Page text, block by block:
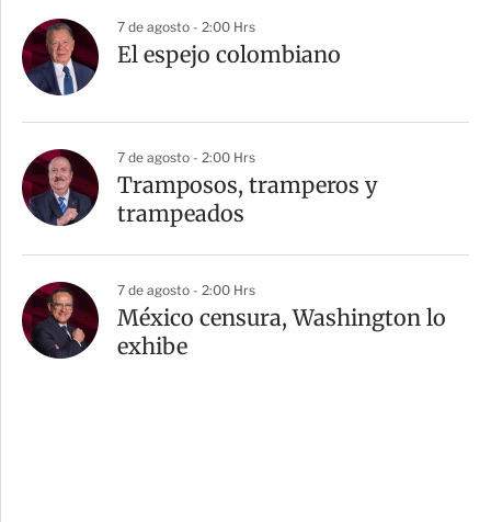
7 de agosto - 2:00 Hrs
El espejo colombiano
7 de agosto - 2:00 Hrs
Tramposos, tramperos y
trampeados
7 de agosto - 2:00 Hrs
México censura, Washington lo
exhibe